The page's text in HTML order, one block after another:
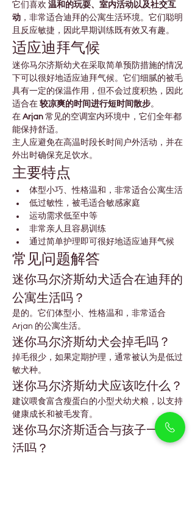
它们喜欢 温和的玩耍、室内活动以及社交互
动 ，非常适合迪拜的公寓生活环境。它们聪明
且反应敏捷，因此早期训练既有效又有趣。
适应迪拜气候
迷你马尔济斯幼犬在采取简单预防措施的情况
下可以很好地适应迪拜气候。它们细腻的被毛
具有一定的保温作用，但不会过度积热，因此
适合在 较凉爽的时间进行短时间散步。
在 Arjan 常见的空调室内环境中，它们全年都
能保持舒适。
主人应避免在高温时段长时间户外活动，并在
外出时确保充足饮水。
主要特点
体型小巧、性格温和，非常适合公寓生活
低过敏性，被毛适合敏感家庭
运动需求低至中等
非常亲人且容易训练
通过简单护理即可很好地适应迪拜气候
常见问题解答
迷你马尔济斯幼犬适合在迪拜的
公寓生活吗？
是的。它们体型小、性格温和，非常适合
Arjan 的公寓生活。
迷你马尔济斯幼犬会掉毛吗？
掉毛很少，如果定期护理，通常被认为是低过
敏犬种。
迷你马尔济斯幼犬应该吃什么？
建议喂食富含瘦蛋白的小型犬幼犬粮，以支持
健康成长和被毛发育。
迷你马尔济斯适合与孩子一起生
活吗？